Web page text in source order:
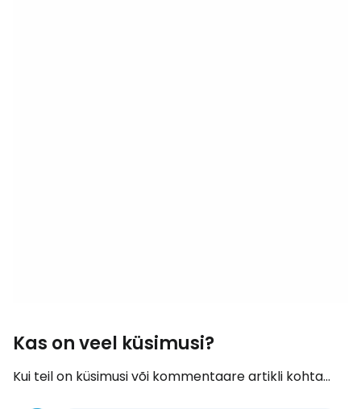
Kas on veel küsimusi?
Kui teil on küsimusi või kommentaare artikli kohta...